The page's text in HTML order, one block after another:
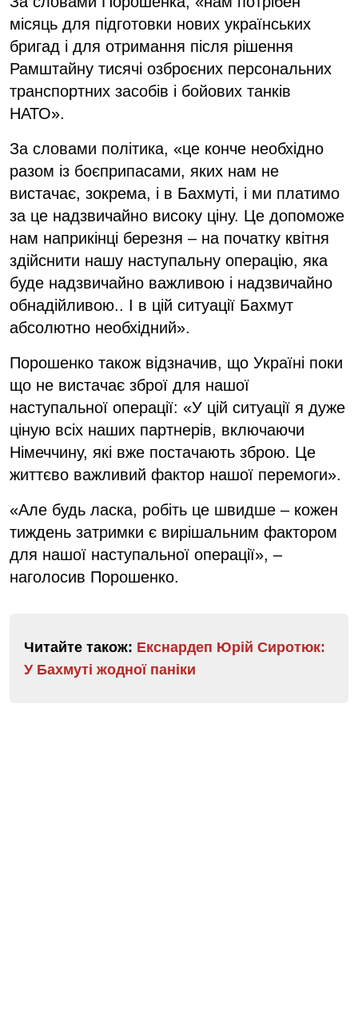
місяць для підготовки нових українських
бригад і для отримання після рішення
Рамштайну тисячі озброєних персональних
транспортних засобів і бойових танків
НАТО».
За словами політика, «це конче необхідно
разом із боєприпасами, яких нам не
вистачає, зокрема, і в Бахмуті, і ми платимо
за це надзвичайно високу ціну. Це допоможе
нам наприкінці березня – на початку квітня
здійснити нашу наступальну операцію, яка
буде надзвичайно важливою і надзвичайно
обнадійливою.. І в цій ситуації Бахмут
абсолютно необхідний».
Порошенко також відзначив, що Україні поки
що не вистачає зброї для нашої
наступальної операції: «У цій ситуації я дуже
ціную всіх наших партнерів, включаючи
Німеччину, які вже постачають зброю. Це
життєво важливий фактор нашої перемоги».
«Але будь ласка, робіть це швидше – кожен
тиждень затримки є вирішальним фактором
для нашої наступальної операції», –
наголосив Порошенко.
Читайте також: Екснардеп Юрій Сиротюк:
У Бахмуті жодної паніки